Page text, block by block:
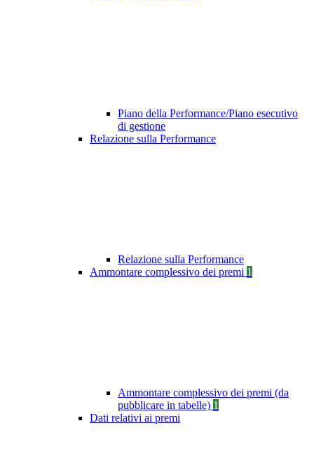
Piano della Performance/Piano esecutivo
di gestione
Relazione sulla Performance
Relazione sulla Performance
Ammontare complessivo dei premi 1
Ammontare complessivo dei premi (da
pubblicare in tabelle) 1
Dati relativi ai premi